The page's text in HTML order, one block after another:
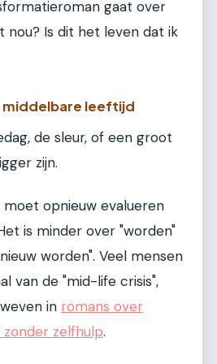
gaat over
nou? Is dit het leven dat ik
middelbare leeftijd
de sleur, of een groot
zijn.
opnieuw evalueren
is minder over "worden"
worden". Veel mensen
van de "mid-life crisis",
in romans over
zelfhulp.